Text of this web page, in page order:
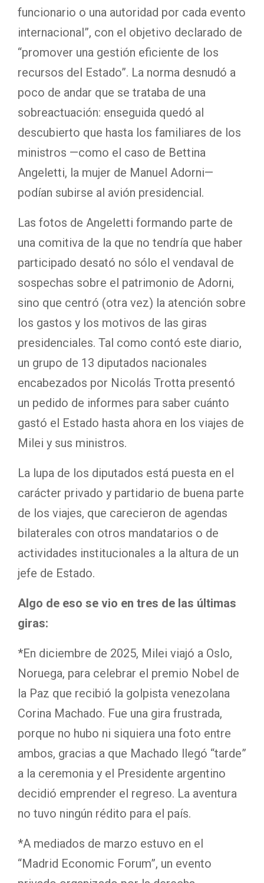
funcionario o una autoridad por cada evento
internacional”, con el objetivo declarado de
“promover una gestión eficiente de los
recursos del Estado”. La norma desnudó a
poco de andar que se trataba de una
sobreactuación: enseguida quedó al
descubierto que hasta los familiares de los
ministros —como el caso de Bettina
Angeletti, la mujer de Manuel Adorni—
podían subirse al avión presidencial.
Las fotos de Angeletti formando parte de
una comitiva de la que no tendría que haber
participado desató no sólo el vendaval de
sospechas sobre el patrimonio de Adorni,
sino que centró (otra vez) la atención sobre
los gastos y los motivos de las giras
presidenciales. Tal como contó este diario,
un grupo de 13 diputados nacionales
encabezados por Nicolás Trotta presentó
un pedido de informes para saber cuánto
gastó el Estado hasta ahora en los viajes de
Milei y sus ministros.
La lupa de los diputados está puesta en el
carácter privado y partidario de buena parte
de los viajes, que carecieron de agendas
bilaterales con otros mandatarios o de
actividades institucionales a la altura de un
jefe de Estado.
Algo de eso se vio en tres de las últimas
giras:
*En diciembre de 2025, Milei viajó a Oslo,
Noruega, para celebrar el premio Nobel de
la Paz que recibió la golpista venezolana
Corina Machado. Fue una gira frustrada,
porque no hubo ni siquiera una foto entre
ambos, gracias a que Machado llegó “tarde”
a la ceremonia y el Presidente argentino
decidió emprender el regreso. La aventura
no tuvo ningún rédito para el país.
*A mediados de marzo estuvo en el
“Madrid Economic Forum”, un evento